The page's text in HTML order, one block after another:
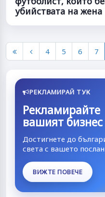
убийствата на
4 5 6 7
РЕКЛАМИРАЙ ТУК
Рекламирайте
вашият бизнес
Достигнете до
света с вашето
ВИЖТЕ ПОВЕЧЕ